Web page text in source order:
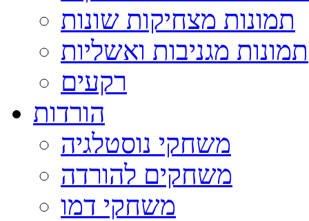
תמונות מצחיקות שונות
תמונות מגניבות ואשליות
רקעים
הורדות
משחקי נוסטלגיה
משחקים להורדה
משחקי דמו